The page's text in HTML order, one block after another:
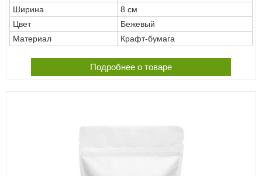
Ширина
8 см
Цвет
Бежевый
Материал
Крафт-бумага
Подробнее о товаре